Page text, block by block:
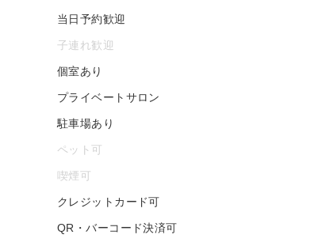
当日予約歓迎
子連れ歓迎
個室あり
プライベートサロン
駐車場あり
ペット可
喫煙可
クレジットカード可
QR・バーコード決済可